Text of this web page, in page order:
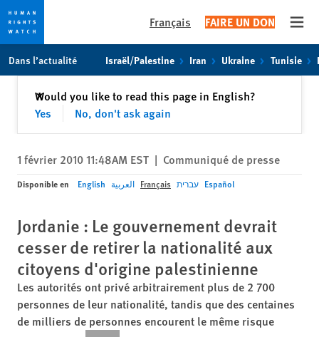
toto
content
Français FAIRE UN DON
Dans l’actualité Israël/Palestine Iran Ukraine Tunisie
Would you like to read this page in English?
Yes
No, don't ask again
✕Fermer
1 février 2010 11:48AM EST | Communiqué de presse
Disponible en English العربية Français עברית Español
Jordanie : Le gouvernement devrait
cesser de retirer la nationalité aux
citoyens d'origine palestinienne
Les autorités ont privé arbitrairement plus de 2 700
personnes de leur nationalité, tandis que des centaines
de milliers de personnes encourent le même risque